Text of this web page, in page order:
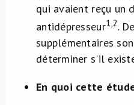
qui avaient reçu un
antidépresseur1,2.
supplémentaires
déterminer s'il
En quoi cette